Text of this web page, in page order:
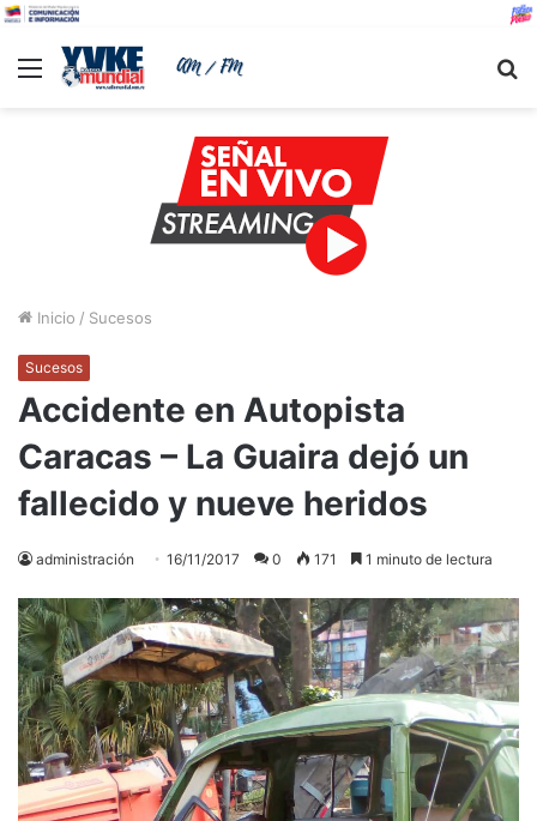
Menu
Inicio / Sucesos
Sucesos
Accidente en Autopista
Caracas – La Guaira dejó un
fallecido y nueve heridos
administración 16/11/2017 0 171 1 minuto de lectura